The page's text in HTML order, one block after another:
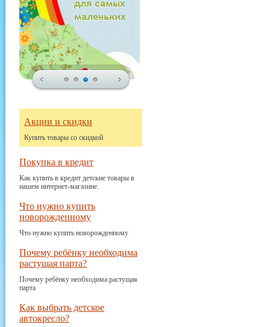
Акции и скидки
Купить товары со скидкой
Покупка в кредит
Как купить в кредит детские товары в
нашем интернет-магазине.
Что нужно купить
новорожденному
Что нужно купить новорожденному
Почему ребёнку необходима
растущая парта?
Почему ребёнку необходима растущая
парта
Как выбрать детское
автокресло?